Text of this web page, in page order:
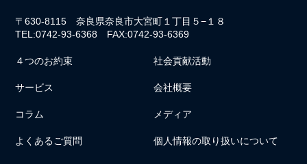
〒630-8115 奈良県奈良市大宮町１丁目５−１８
TEL:0742-93-6368 FAX:0742-93-6369
４つのお約束 社会貢献活動
サービス 会社概要
コラム メディア
よくあるご質問 個人情報の取り扱いについて